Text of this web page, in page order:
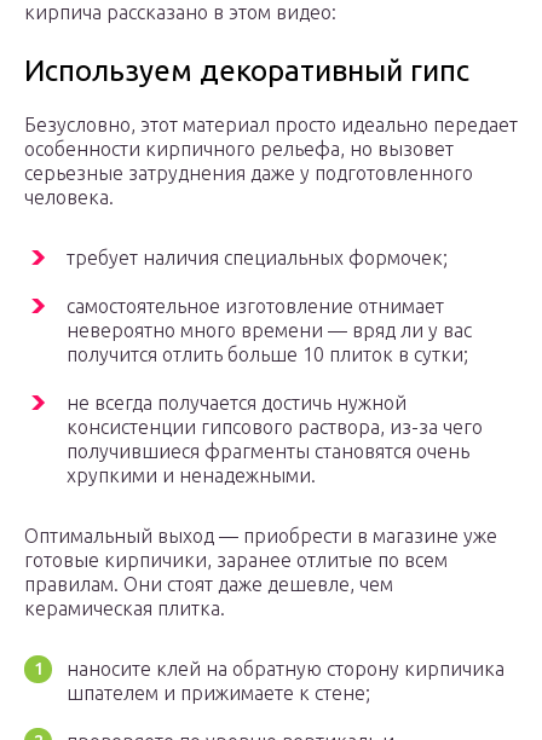
кирпича рассказано в этом видео:
Используем декоративный гипс
Безусловно, этот материал просто идеально передает
особенности кирпичного рельефа, но вызовет
серьезные затруднения даже у подготовленного
человека.
требует наличия специальных формочек;
самостоятельное изготовление отнимает
невероятно много времени — вряд ли у вас
получится отлить больше 10 плиток в сутки;
не всегда получается достичь нужной
консистенции гипсового раствора, из-за чего
получившиеся фрагменты становятся очень
хрупкими и ненадежными.
Оптимальный выход — приобрести в магазине уже
готовые кирпичики, заранее отлитые по всем
правилам. Они стоят даже дешевле, чем
керамическая плитка.
наносите клей на обратную сторону кирпичика
шпателем и прижимаете к стене;